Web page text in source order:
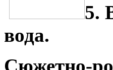
5.
вода.